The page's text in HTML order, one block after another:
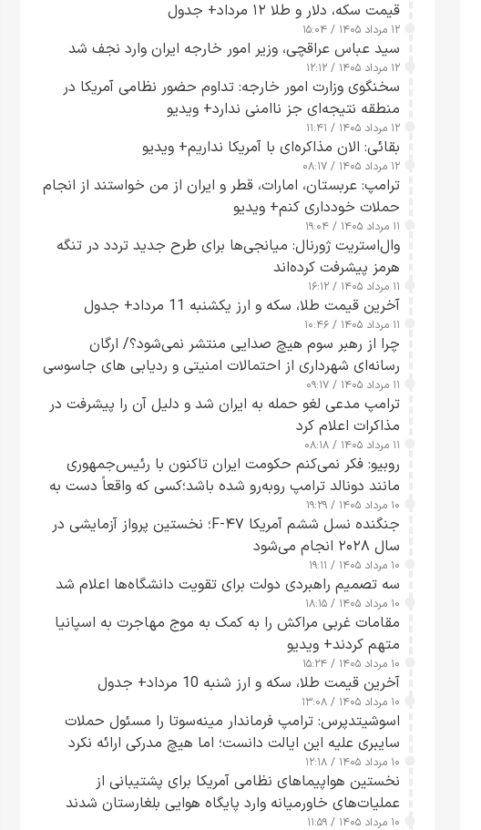
قیمت سکه، دلار و طلا ۱۲ مرداد+ جدول
۱۲ مرداد ۱۴۰۵ / ۱۵:۰۴
سید عباس عراقچی، وزیر امور خارجه ایران وارد نجف شد
۱۲ مرداد ۱۴۰۵ / ۱۲:۱۲
سخنگوی وزارت امور خارجه: تداوم حضور نظامی آمریکا در
منطقه نتیجه‌ای جز ناامنی ندارد+ ویدیو
۱۲ مرداد ۱۴۰۵ / ۱۱:۴۱
بقائی: الان مذاکره‌ای با آمریکا نداریم+ ویدیو
۱۲ مرداد ۱۴۰۵ / ۰۸:۱۷
ترامپ: عربستان، امارات، قطر و ایران از من خواستند از انجام
حملات خودداری کنم+ ویدیو
۱۱ مرداد ۱۴۰۵ / ۱۹:۰۴
وال‌استریت ژورنال: میانجی‌ها برای طرح جدید تردد در تنگه
هرمز پیشرفت کرده‌اند
۱۱ مرداد ۱۴۰۵ / ۱۶:۱۲
آخرین قیمت طلا، سکه و ارز یکشنبه 11 مرداد+ جدول
۱۱ مرداد ۱۴۰۵ / ۱۰:۴۶
چرا از رهبر سوم هیچ صدایی منتشر نمی‌شود؟/ ارگان
رسانه‌ای شهرداری از احتمالات امنیتی و ردیابی های جاسوسی
گفت
۱۱ مرداد ۱۴۰۵ / ۰۹:۱۷
ترامپ مدعی لغو حمله به ایران شد و دلیل آن را پیشرفت در
مذاکرات اعلام کرد
۱۱ مرداد ۱۴۰۵ / ۰۸:۱۸
روبیو: فکر نمی‌کنم حکومت ایران تاکنون با رئیس‌جمهوری
مانند دونالد ترامپ روبه‌رو شده باشد؛کسی که واقعاً دست به
اقدام می‌زند
۱۰ مرداد ۱۴۰۵ / ۱۹:۲۹
جنگنده نسل ششم آمریکا F-۴۷؛ نخستین پرواز آزمایشی در
سال ۲۰۲۸ انجام می‌شود
۱۰ مرداد ۱۴۰۵ / ۱۹:۱۱
سه تصمیم راهبردی دولت برای تقویت دانشگاه‌ها اعلام شد
۱۰ مرداد ۱۴۰۵ / ۱۸:۱۵
مقامات غربی مراکش را به کمک به موج مهاجرت به اسپانیا
متهم کردند+ ویدیو
۱۰ مرداد ۱۴۰۵ / ۱۵:۲۴
آخرین قیمت طلا، سکه و ارز شنبه 10 مرداد+ جدول
۱۰ مرداد ۱۴۰۵ / ۱۳:۰۸
اسوشیتدپرس: ترامپ فرماندار مینه‌سوتا را مسئول حملات
سایبری علیه این ایالت دانست؛ اما هیچ مدرکی ارائه نکرد
۱۰ مرداد ۱۴۰۵ / ۱۲:۱۸
نخستین هواپیماهای نظامی آمریکا برای پشتیبانی از
عملیات‌های خاورمیانه وارد پایگاه هوایی بلغارستان شدند
۱۰ مرداد ۱۴۰۵ / ۱۱:۵۹